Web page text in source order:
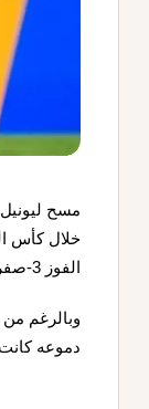
مسح
خلال كأس
الفوز 3-صفر.
وبالرغم من
دموعه